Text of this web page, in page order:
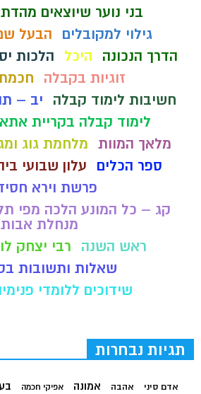
בני נוער שיוצאים מהדת
גילוי למקובלים
הבעל
הדרך הנכונה
היכל
הלכות
זוגיות בקבלה
חשיבות לימוד קבלה
יב –
לימוד קבלה בקריית אתא
מלאך המוות מלחמת גוג
ספר הכלים
עלון שבועי
פרשת וירא
קג – כל המונע הלכה מפי
מנחלת אבות
ראש השנה
רבי יצחק
שאלות ותשובות
שידוכים ללומדי
תגיות נבחרות
אדם סיני אהבה אמונה אפיקי חכמה